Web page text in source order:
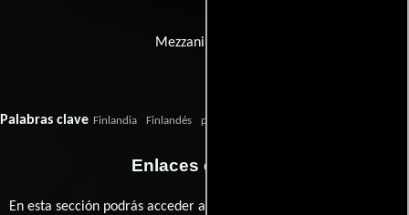
Mezzanine Films
Palabras clave Finlandia Finlandés pintura
Enlaces externos
En esta sección podrás acceder a los recursos externos que